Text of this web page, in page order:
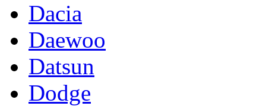
Dacia
Daewoo
Datsun
Dodge